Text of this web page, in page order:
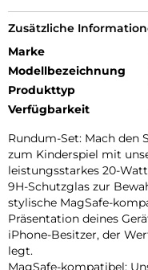
Zusätzliche
Marke
Modellbezeichnung
Produkttyp
Verfügbarkeit
Rundum-Set: Mach den
zum Kinderspiel mit
leistungsstarkes 20-
9H-Schutzglas zur
stylische MagSafe-
Präsentation deines
iPhone-Besitzer, der
legt.
MagSafe-kompatibel: